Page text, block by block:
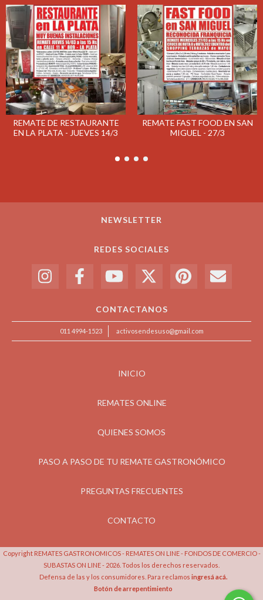
REMATE DE RESTAURANTE
EN LA PLATA - JUEVES 14/3
REMATE FAST FOOD EN SAN
MIGUEL - 27/3
NEWSLETTER
REDES SOCIALES
CONTACTANOS
011 4994-1523 activosendesuso@gmail.com
INICIO
REMATES ONLINE
QUIENES SOMOS
PASO A PASO DE TU REMATE GASTRONÓMICO
PREGUNTAS FRECUENTES
CONTACTO
Copyright REMATES GASTRONOMICOS - REMATES ON LINE - FONDOS DE COMERCIO -
SUBASTAS ON LINE - 2026. Todos los derechos reservados.
Defensa de las y los consumidores. Para reclamos ingresá acá.
Botón de arrepentimiento